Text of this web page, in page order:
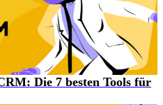
Die 7 besten Tools für